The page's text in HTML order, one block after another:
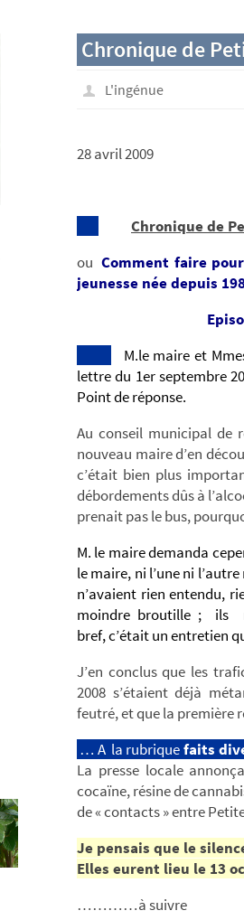
Chronique de
L'ingénue
28 avril 2009
Chronique de
ouComment faire
jeunesse née depuis
M.le maire et
lettre du 1er septembre
Point de réponse.
Au conseil municipal de
nouveau maire d’en
c’était bien plus
débordements dûs à
prenait pas le bus,
M. le maire demanda
le maire, ni l’une ni
n’avaient rien entendu,
moindre broutille ; ils
bref, c’était un entretien
J’en conclus que les
2008 s’étaient déjà
feutré, et que la première
… A la rubriquefaits
La presse locale
cocaïne, résine de
de « contacts » entre
Je pensais que le
Elles eurent lieu le 13
…………à suivre